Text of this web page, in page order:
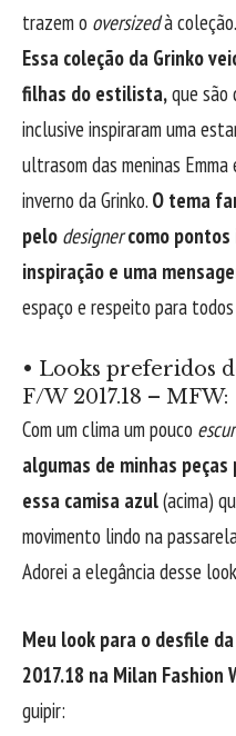
trazem o oversizedà coleção.
Essa coleção da Grinko
filhas do estilista,que são
inclusive inspiraram uma
ultrasom das meninas
inverno da Grinko. O tema
pelo designercomo pontos
inspiração e uma
espaço e respeito para
• Looks preferidos
F/W 2017.18 – MFW:
Com um clima um pouco
algumas de minhas
essa camisa azul(acima)
movimento lindo na
Adorei a elegância desse
Meu look para o desfile
2017.18 na Milan Fashion
guipir: